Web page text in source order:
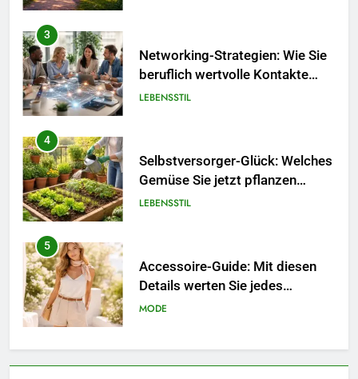
4
Selbstversorger-Glück: Welches
Gemüse Sie jetzt pflanzen
sollten.
LEBENSSTIL
5
Accessoire-Guide: Mit diesen
Details werten Sie jedes
Frühlingsoutfit auf.
MODE
6
Naturnah gärtnern: So locken
Sie Bienen und Schmetterlinge
in Ihren Garten.
LEBENSSTIL
7